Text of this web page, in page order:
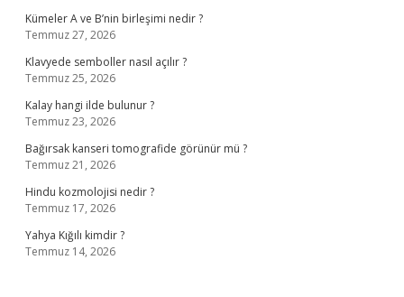
Kümeler A ve B’nin birleşimi nedir ?
Temmuz 27, 2026
Klavyede semboller nasıl açılır ?
Temmuz 25, 2026
Kalay hangi ilde bulunur ?
Temmuz 23, 2026
Bağırsak kanseri tomografide görünür mü ?
Temmuz 21, 2026
Hindu kozmolojisi nedir ?
Temmuz 17, 2026
Yahya Kığılı kimdir ?
Temmuz 14, 2026